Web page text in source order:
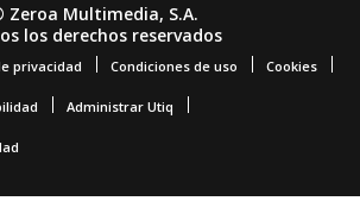
Zeroa Multimedia, S.A.
los derechos reservados
privacidad Condiciones de uso Cookies
Administrar Utiq